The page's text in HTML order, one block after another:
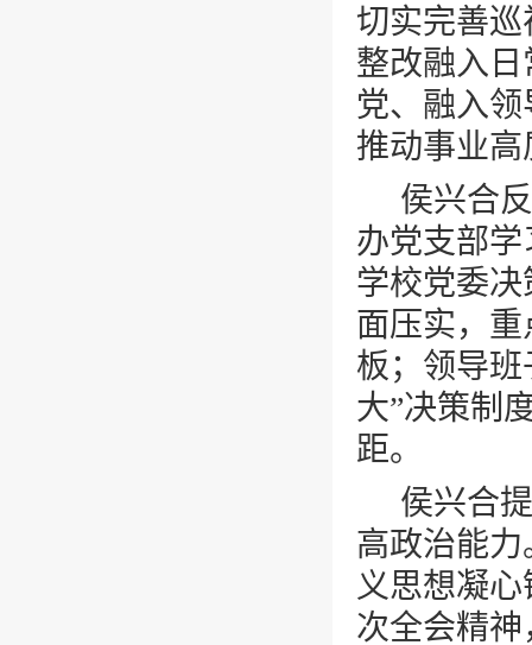
切实完善
整改融入
党、融入
推动事业
侯兴合
办党支部
学校党委
面压实，
板；领导
大”决策制
距。
侯兴合
高政治能
义思想凝
次全会精